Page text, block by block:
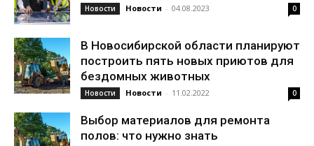
Новости Новости - 04.08.2023 0
В Новосибирской области планируют
построить пять новых приютов для
бездомных животных
Новости Новости - 11.02.2022 0
Выбор материалов для ремонта
полов: что нужно знать